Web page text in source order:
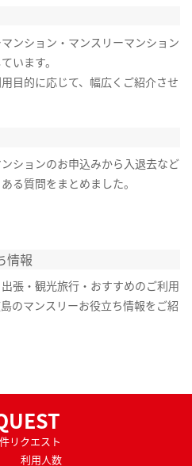
ンション・マンスリーマンション
います。
目的に応じて、幅広くご紹介させ
ションのお申込みから入退去など
る質問をまとめました。
情報
張・観光旅行・おすすめのご利用
のマンスリーお役立ち情報をご紹
リクエスト
利用人数